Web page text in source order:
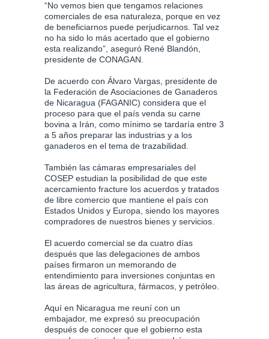
“No vemos bien que tengamos relaciones
comerciales de esa naturaleza, porque en vez
de beneficiarnos puede perjudicarnos. Tal vez
no ha sido lo más acertado que el gobierno
esta realizando”, aseguró René Blandón,
presidente de CONAGAN.
De acuerdo con Álvaro Vargas, presidente de
la Federación de Asociaciones de Ganaderos
de Nicaragua (FAGANIC) considera que el
proceso para que el país venda su carne
bovina a Irán, como mínimo se tardaría entre 3
a 5 años preparar las industrias y a los
ganaderos en el tema de trazabilidad.
También las cámaras empresariales del
COSEP estudian la posibilidad de que este
acercamiento fracture los acuerdos y tratados
de libre comercio que mantiene el país con
Estados Unidos y Europa, siendo los mayores
compradores de nuestros bienes y servicios.
El acuerdo comercial se da cuatro días
después que las delegaciones de ambos
países firmaron un memorando de
entendimiento para inversiones conjuntas en
las áreas de agricultura, fármacos, y petróleo.
Aquí en Nicaragua me reuní con un
embajador, me expresó su preocupación
después de conocer que el gobierno esta